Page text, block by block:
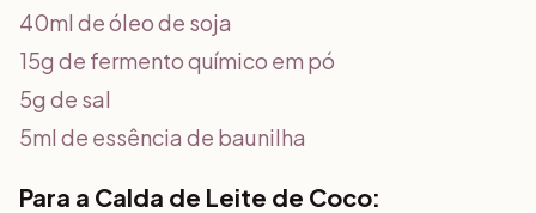
40ml de óleo de soja
15g de fermento químico em pó
5g de sal
5ml de essência de baunilha
Para a Calda de Leite de Coco: